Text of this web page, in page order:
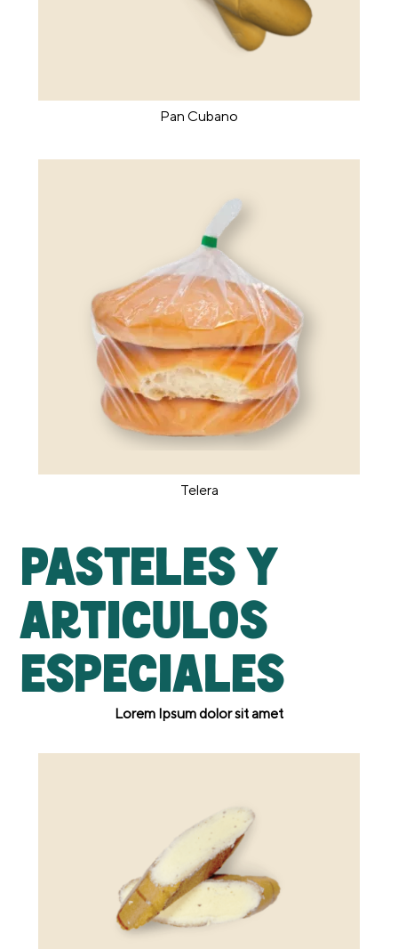
Pan Cubano
Telera
pasteles y
articulos
especiales
Lorem Ipsum dolor sit amet